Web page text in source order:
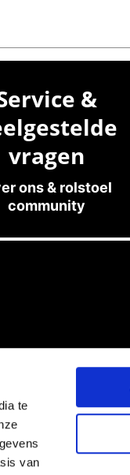
te
van
&
vragen
ons & rolstoel
community